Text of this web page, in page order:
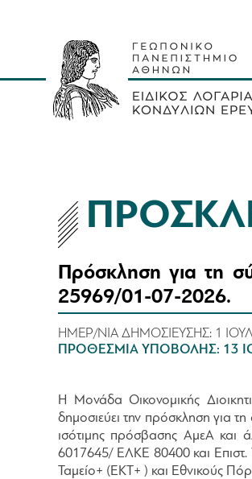
Πρόσκληση για τη
25969/01-07-2026.
ΗΜΕΡ/ΝΙΑ ΔΗΜΟΣΙΕΥΣΗΣ: 1
ΠΡΟΘΕΣΜΙΑ ΥΠΟΒΟΛΗΣ: 13
Η Μονάδα Οικονομικής
δημοσιεύει την πρόσκληση για
ισότιμης πρόσβασης ΑμεΑ και
6017645/ ΕΛΚΕ 80400 και Επιστ.
Ταμείο+ (ΕΚΤ+ ) και Εθνικούς